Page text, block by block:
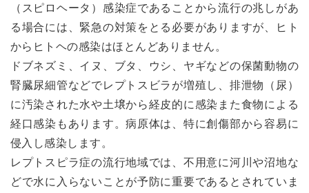
（スピロヘータ）感染症であることから流行の兆しがあ
る場合には、緊急の対策をとる必要がありますが、ヒト
からヒトヘの感染はほとんどありません。
ドブネズミ、イヌ、ブタ、ウシ、ヤギなどの保菌動物の
腎臓尿細管などでレプトスビラが増殖し、排泄物（尿）
に汚染された水や土壌から経皮的に感染また食物による
経口感染もあります。病原体は、特に創傷部から容易に
侵入し感染します。
レプトスピラ症の流行地域では、不用意に河川や沼地な
どで水に入らないことが予防に重要であるとされていま